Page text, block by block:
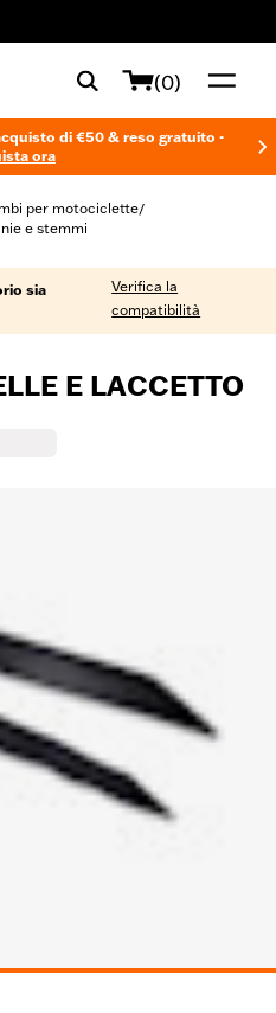
(0)
di €50 & reso gratuito -
ora
per motociclette/
e stemmi
sia
Verifica la
compatibilità
E LACCETTO